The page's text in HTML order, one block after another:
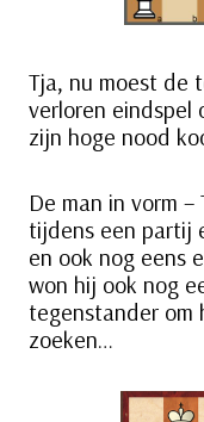
Tja, nu moest de
verloren eindspel
zijn hoge nood
De man in vorm
tijdens een partij
en ook nog eens
won hij ook nog
tegenstander om
zoeken…